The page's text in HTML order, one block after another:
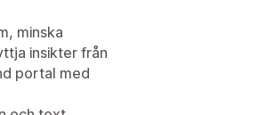
minska
insikter från
portal med